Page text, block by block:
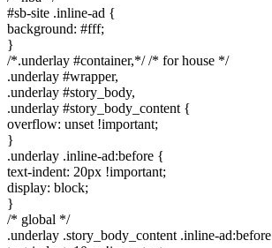
#sb-site .inline-ad {
background: #fff;
}
/*.underlay #container,*/ /* for house */
.underlay #wrapper,
.underlay #story_body,
.underlay #story_body_content {
overflow: unset !important;
}
.underlay .inline-ad:before {
text-indent: 20px !important;
display: block;
}
/* global */
.underlay .story_body_content .inline-